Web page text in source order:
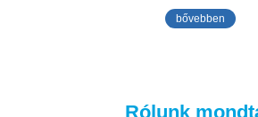
bővebben
Rólunk